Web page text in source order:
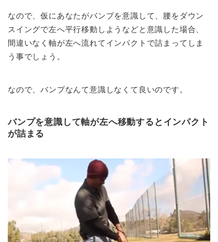
なので、仮にあなたがバンプを意識して、腰をダウン
スイングで左へ平行移動しようなどと意識した場合、
間違いなく軸が左へ流れてインパクトで詰まってしま
う事でしょう。
なので、バンプなんて意識しなくて良いのです。
バンプを意識して軸が左へ移動するとインパクト
が詰まる